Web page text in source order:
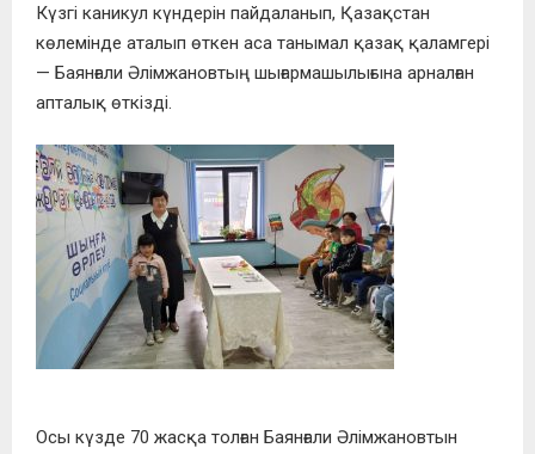
Күзгі каникул күндерін пайдаланып, Қазақстан
көлемінде аталып өткен аса танымал қазақ қаламгері
— Баянғали Әлімжановтың шығармашылығына арналған
апталық өткізді.
Осы күзде 70 жасқа толған Баянғали Әлімжановтын